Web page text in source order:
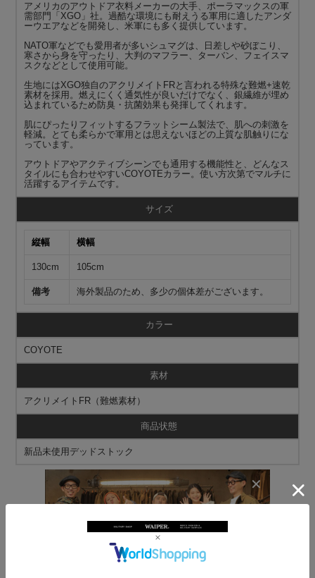
アメリカのアウトドア衣料メーカーの大手、ポーラマックスの軍
需部門「XGO」社。過酷な環境にも耐えうる軍用に適したアンダ
ーウエアなどを開発し、米軍にも多く提供しています。
NATO軍などでも愛用者が多いシュマグは、日差しや砂ぼこり、
寒さから身を守ったり、大判のマフラー、ターバン、フェイスマ
スクなどとして使用可能。
生地にはXGO独自のアクリメイトFRと言われる特殊な難燃+速乾
素材を採用。燃えにくく通気性が良いだけでなく、銀繊維が埋め
込まれているため防臭・抗菌効果も発揮してくれます。
肌にぴったりフィットするフラットシーム製法で、肌への刺激を
軽減。とても柔らかで軍用とは思えないほどの上質な肌触りにな
っています。
アウトドアやアクティブシーンでも通用する機能性と、どんなス
タイルにも合わせやすいCOYOTEカラー。使い方次第でマルチに
活躍するアイテムです。
サイズ
縦幅 横幅
130cm 105cm
備考 海外製品のため、多少の個体差がございます。
カラー
COYOTE
素材
アクリメイトFR（難燃素材）
商品状態
新品未使用デッドストック